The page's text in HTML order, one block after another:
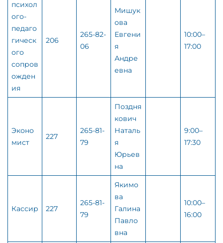
психол
ого-
педаго
гическ
ого
сопров
ожден
ия
206
265-82-
06
Мишук
ова
Евгени
я
Андре
евна
10:00–
17:00
Эконо
мист
227
265-81-
79
Поздня
кович
Наталь
я
Юрьев
на
9:00–
17:30
Кассир 227
265-81-
79
Якимо
ва
Галина
Павло
вна
10:00–
16:00